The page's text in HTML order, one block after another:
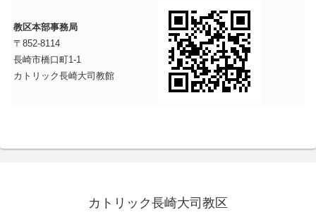
教区本部事務局
〒852-8114
長崎市橋口町1-1
カトリック長崎大司教館
カトリック長崎大司教区